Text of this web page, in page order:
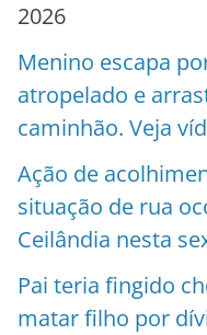
2026
Menino escapa
atropelado e
caminhão. Veja
Ação de
situação de rua
Ceilândia nesta
Pai teria fingido
matar filho por